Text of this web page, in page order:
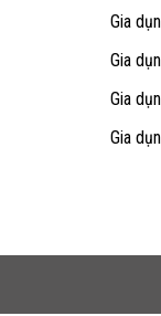
Gia
Gia
Gia
Gia